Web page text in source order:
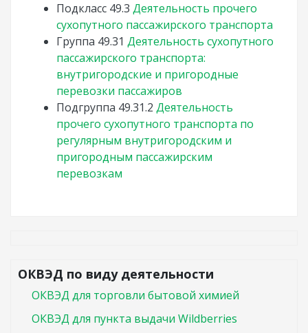
Подкласс 49.3 Деятельность прочего
сухопутного пассажирского транспорта
Группа 49.31 Деятельность сухопутного
пассажирского транспорта:
внутригородские и пригородные
перевозки пассажиров
Подгруппа 49.31.2 Деятельность
прочего сухопутного транспорта по
регулярным внутригородским и
пригородным пассажирским
перевозкам
ОКВЭД по виду деятельности
ОКВЭД для торговли бытовой химией
ОКВЭД для пункта выдачи Wildberries